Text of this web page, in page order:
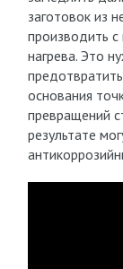
заготовок из
производить
нагрева. Это
основания
превращений
результате